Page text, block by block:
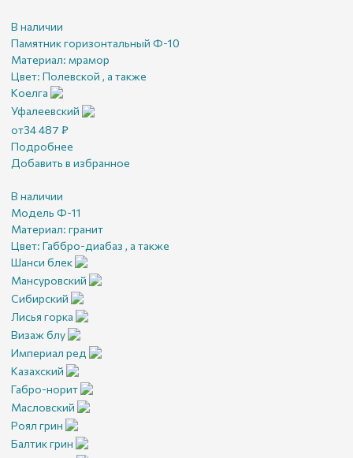
В наличии
Памятник горизонтальный Ф-10
Материал: мрамор
Цвет: Полевской , а также
Коелга
Уфалеевский
от34 487 ₽
Подробнее
Добавить в избранное
В наличии
Модель Ф-11
Материал: гранит
Цвет: Габбро-диабаз , а также
Шанси блек
Мансуровский
Сибирский
Лисья горка
Визаж блу
Империал ред
Казахский
Габро-норит
Масловский
Роял грин
Балтик грин